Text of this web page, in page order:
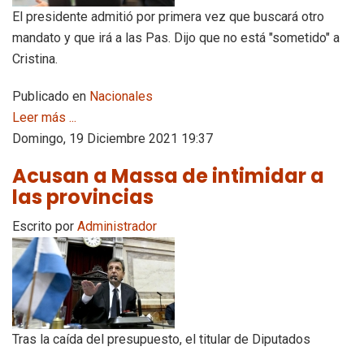
El presidente admitió por primera vez que buscará otro
mandato y que irá a las Pas. Dijo que no está "sometido" a
Cristina.
Publicado en Nacionales
Leer más ...
Domingo, 19 Diciembre 2021 19:37
Acusan a Massa de intimidar a
las provincias
Escrito por Administrador
Tras la caída del presupuesto, el titular de Diputados